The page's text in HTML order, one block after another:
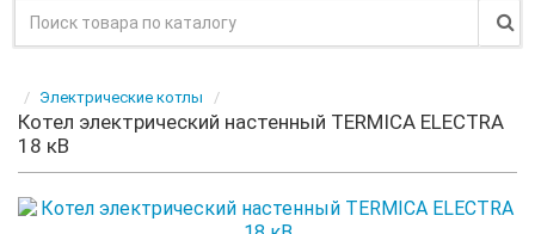
Электрические котлы
Котел электрический настенный TERMICA ELECTRA
18 кВ